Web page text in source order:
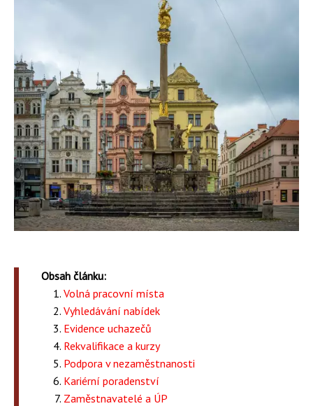
Obsah článku:
Volná pracovní místa
Vyhledávání nabídek
Evidence uchazečů
Rekvalifikace a kurzy
Podpora v nezaměstnanosti
Kariérní poradenství
Zaměstnavatelé a ÚP